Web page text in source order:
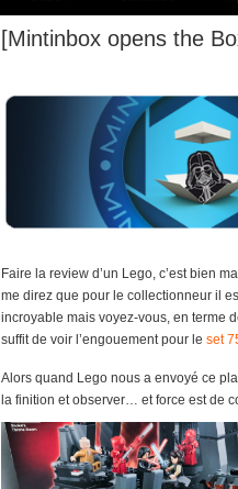
[Mintinbox opens the
Faire la review d’un Lego, c’est bien
me direz que pour le collectionneur il
incroyable mais voyez-vous, en terme
suffit de voir l’engouement pour le set
Alors quand Lego nous a envoyé ce
la finition et observer… et force est de